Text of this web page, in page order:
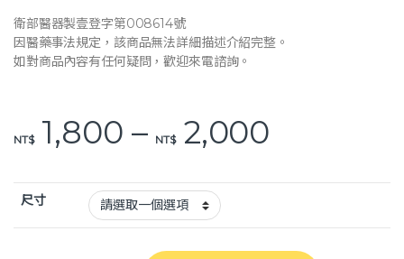
c
e
b
o
e p
y
Li
k
衛部醫器製壹登字第008614號
因醫藥事法規定，該商品無法詳細描述介紹完整。
如對商品內容有任何疑問，歡迎來電諮詢。
NT$1,800 – NT$2,000
尺寸